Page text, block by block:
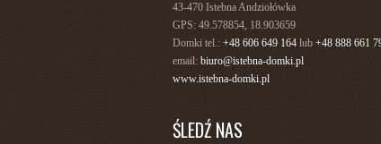
43-470 Istebna Andziołówka
GPS: 49.578854, 18.903659
Domki tel.: +48 606 649 164 lub +48 888 661
email: biuro@istebna-domki.pl
www.istebna-domki.pl
ŚLEDŹ NAS